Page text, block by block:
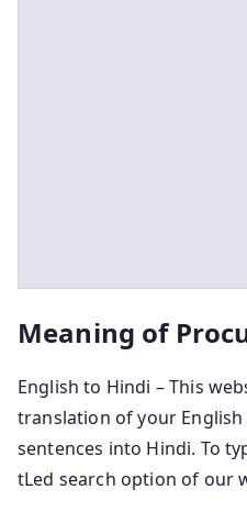
Meaning of
English to Hindi – This
translation of your
sentences into Hindi. To
tLed search option of our